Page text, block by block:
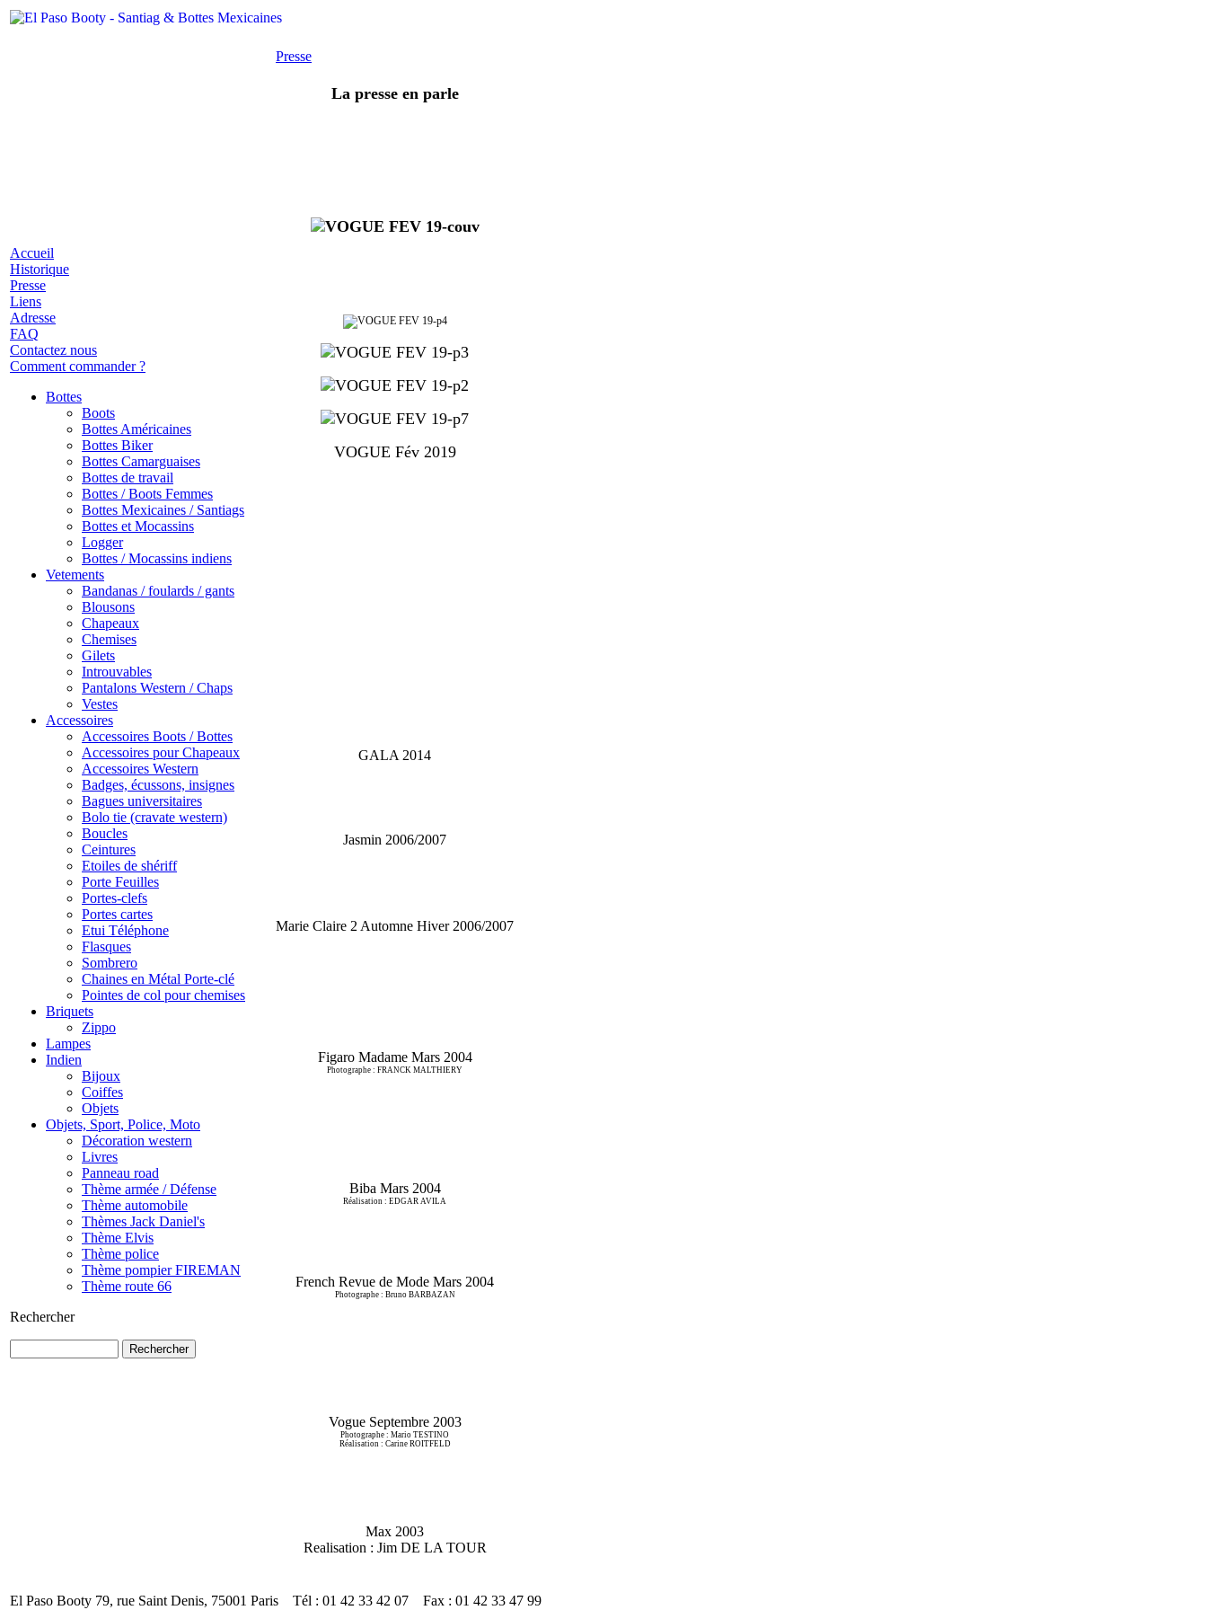
Accueil
Historique
Presse
Liens
Adresse
FAQ
Contactez nous
Comment commander ?
Bottes
Boots
Bottes Américaines
Bottes Biker
Bottes Camarguaises
Bottes de travail
Bottes / Boots Femmes
Bottes Mexicaines / Santiags
Bottes et Mocassins
Logger
Bottes / Mocassins indiens
Vetements
Bandanas / foulards / gants
Blousons
Chapeaux
Chemises
Gilets
Introuvables
Pantalons Western / Chaps
Vestes
Accessoires
Accessoires Boots / Bottes
Accessoires pour Chapeaux
Accessoires Western
Badges, écussons, insignes
Bagues universitaires
Bolo tie (cravate western)
Boucles
Ceintures
Etoiles de shériff
Porte Feuilles
Portes-clefs
Portes cartes
Etui Téléphone
Flasques
Sombrero
Chaines en Métal Porte-clé
Pointes de col pour chemises
Briquets
Zippo
Lampes
Indien
Bijoux
Coiffes
Objets
Objets, Sport, Police, Moto
Décoration western
Livres
Panneau road
Thème armée / Défense
Thème automobile
Thèmes Jack Daniel's
Thème Elvis
Thème police
Thème pompier FIREMAN
Thème route 66
Rechercher
Presse
La presse en parle
VOGUE Fév 2019
GALA 2014
Jasmin 2006/2007
Marie Claire 2 Automne Hiver 2006/2007
Figaro Madame Mars 2004
Photographe : FRANCK MALTHIERY
Biba Mars 2004
Réalisation : EDGAR AVILA
French Revue de Mode Mars 2004
Photographe : Bruno BARBAZAN
Vogue Septembre 2003
Photographe : Mario TESTINO
Réalisation : Carine ROITFELD
Max 2003
Realisation : Jim DE LA TOUR
El Paso Booty 79, rue Saint Denis, 75001 Paris Tél : 01 42 33 42 07 Fax : 01 42 33 47 99